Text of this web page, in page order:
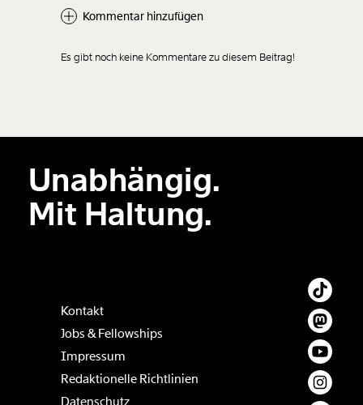
Kommentar hinzufügen
Der Inhalt dieses Feldes wird nicht öffentlich zugänglich angezeigt.
Es gibt noch keine Kommentare zu diesem Beitrag!
Unabhängig.
Mit Haltung.
Kontakt
Jobs & Fellowships
Impressum
Redaktionelle Richtlinien